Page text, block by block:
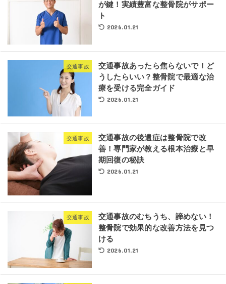
が鍵！実績豊富な整骨院がサポー
ト
2026.01.21
交通事故
交通事故あったら焦らないで！ど
うしたらいい？整骨院で最適な治
療を受ける完全ガイド
2026.01.21
交通事故
交通事故の後遺症は整骨院で改
善！専門家が教える根本治療と早
期回復の秘訣
2026.01.21
交通事故
交通事故のむちうち、諦めない！
整骨院で効果的な改善方法を見つ
ける
2026.01.21